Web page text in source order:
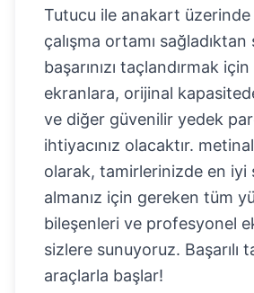
Tutucu ile anakart
çalışma ortamı sağladıktan
başarınızı taçlandırmak
ekranlara, orijinal
ve diğer güvenilir yedek
ihtiyacınız olacaktır.
olarak, tamirlerinizde en iyi
almanız için gereken tüm
bileşenleri ve profesyonel
sizlere sunuyoruz. Başarılı
araçlarla başlar!